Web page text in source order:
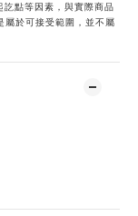
訖點等因素，與實際商品
屬於可接受範圍，並不屬